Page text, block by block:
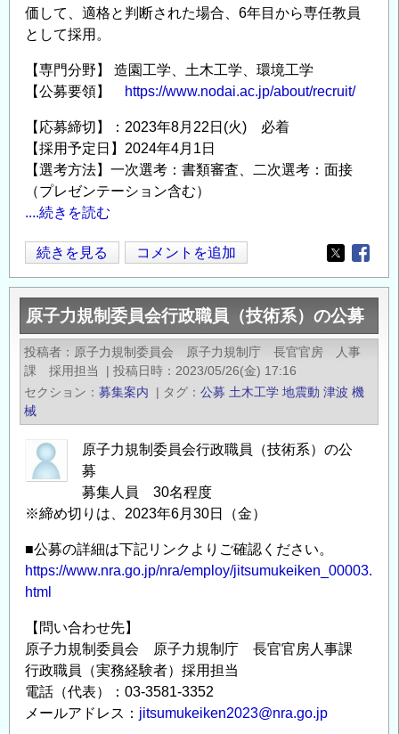
価して、適格と判断された場合、6年目から専任教員
として採用。
【専門分野】 造園工学、土木工学、環境工学
【公募要領】
https://www.nodai.ac.jp/about/recruit/
【応募締切】：2023年8月22日(火) 必着
【採用予定日】2024年4月1日
【選考方法】一次選考：書類審査、二次選考：面接
（プレゼンテーション含む）
....続きを読む
東
京
農
業
大
_
環
学
部
造
園
学
科
_
庭
続きを見る コメントを追加
Opens in
原子力規制委員会行政職員（技術系）の公募
投稿者
原子力規制委員会 原子力規制庁 長官官房 人事
課 採用担当
| 投稿日時
2023/05/26(金) 17:16
セクション
募集案内 | タグ 公募 土木工学 地震動 津波 機
械
原子力規制委員会行政職員（技術系）の公
募
募集人員 30名程度
※締め切りは、2023年6月30日（金）
■公募の詳細は下記リンクよりご確認ください。
https://www.nra.go.jp/nra/employ/jitsumukeiken_00003.
html
【問い合わせ先】
原子力規制委員会 原子力規制庁 長官官房人事課
行政職員（実務経験者）採用担当
電話（代表）：03-3581-3352
メールアドレス： jitsumukeiken2023@nra.go.jp